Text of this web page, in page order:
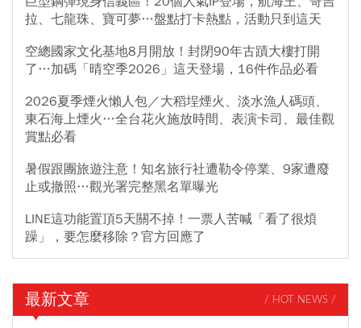
拉、七龍珠、寶可夢…盤點打卡熱點，活動只到這天
空總國家文化基地8月開放！封閉90年古蹟大樓打開
了…加碼「晴空季2026」這天登場，16件作品必看
2026夏季煙火懶人包／大稻埕煙火、淡水漁人碼頭、
東石海上煙火…全台花火施放時間、表演卡司、最佳觀
賞點必看
暑假跟團旅遊注意！知名旅行社遭勒令停業、9家遭廢
止或撤照…觀光署完整黑名單曝光
LINE這功能置頂5天關不掉！一票人苦喊「看了很煩
躁」，要怎麼移除？官方回應了
最新文章 / HOT NEWS /